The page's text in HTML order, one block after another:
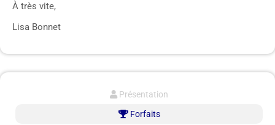
À très vite,
Lisa Bonnet
Présentation
Forfaits